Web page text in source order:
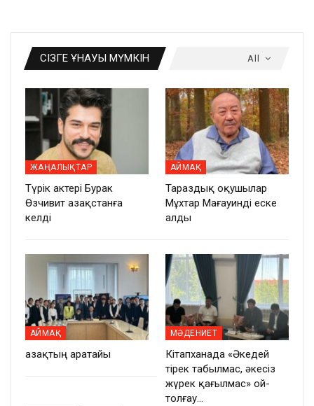
All
СІЗГЕ ҰНАУЫ МҮМКІН
ЖАҢАЛЫҚТАР
Түрік актері Бурак
Өзчивит Қазақстанға
келді
АЙМАҚ
Тараздық оқушылар
Мұхтар Мағауинді еске
алды
АЙМАҚ
Қазақтың Қаратайы
МӘДЕНИЕТ
Кітапханада «Әкедей
тірек табылмас, әкесіз
жүрек қағылмас» ой-
толғау…